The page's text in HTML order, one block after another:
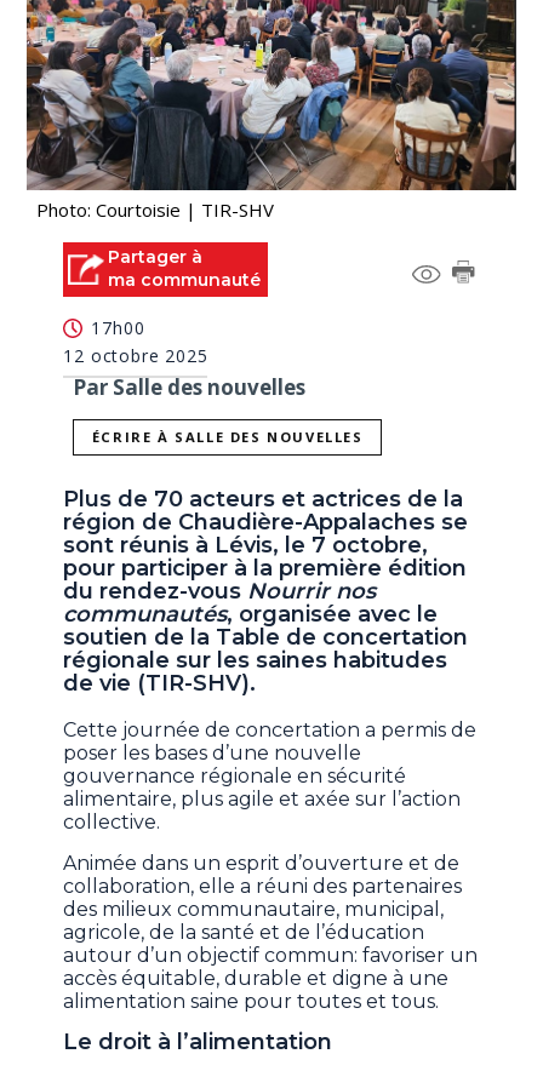
Photo: Courtoisie | TIR-SHV
Partager à
ma communauté
17h00
12 octobre 2025
Par Salle des nouvelles
ÉCRIRE À SALLE DES NOUVELLES
Plus de 70 acteurs et actrices de la
région de Chaudière-Appalaches se
sont réunis à Lévis, le 7 octobre,
pour participer à la première édition
du rendez-vous Nourrir nos
communautés, organisée avec le
soutien de la Table de concertation
régionale sur les saines habitudes
de vie (TIR-SHV).
Cette journée de concertation a permis de
poser les bases d’une nouvelle
gouvernance régionale en sécurité
alimentaire, plus agile et axée sur l’action
collective.
Animée dans un esprit d’ouverture et de
collaboration, elle a réuni des partenaires
des milieux communautaire, municipal,
agricole, de la santé et de l’éducation
autour d’un objectif commun: favoriser un
accès équitable, durable et digne à une
alimentation saine pour toutes et tous.
Le droit à l’alimentation